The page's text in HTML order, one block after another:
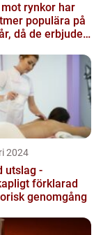
rynkor har
populära på
då de erbjuder
2024
utslag -
förklarad
genomgång